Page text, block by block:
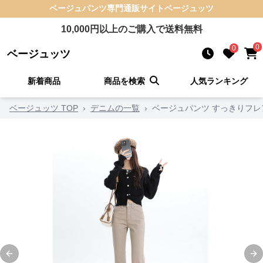
ベージュパンツ専門通販サイトベージュッツ
10,000円以上のご購入で送料無料
ベージュッツ 0 0
新着商品 商品を検索 人気ランキング
ベージュッツ TOP › デニムの一覧 › ベージュパンツ すっきりフ
Previous slide